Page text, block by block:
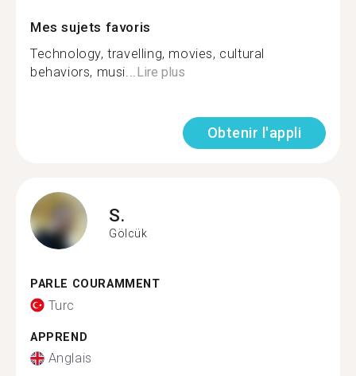
Mes sujets favoris
Technology, travelling, movies, cultural
behaviors, musi...Lire plus
Obtenir l'appli
S.
Gölcük
PARLE COURAMMENT
Turc
APPREND
Anglais